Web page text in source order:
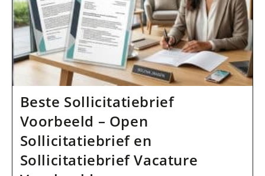
Beste Sollicitatiebrief
Voorbeeld – Open
Sollicitatiebrief en
Sollicitatiebrief Vacature